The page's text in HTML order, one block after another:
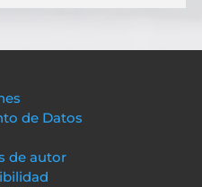
de Datos
de autor